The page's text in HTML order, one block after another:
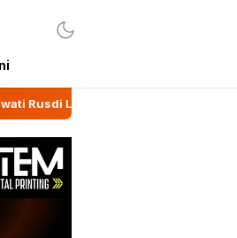
Ton Kemiri Luwu ke Jeddah